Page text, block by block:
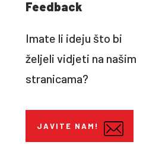
Feedback
Imate li ideju što bi
željeli vidjeti na našim
stranicama?
JAVITE NAM!